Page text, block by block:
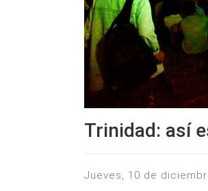
Trinidad: así
jueves, 10 de